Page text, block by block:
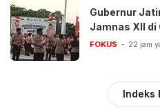
Gubernur
Jamnas XII di
FOKUS 22 jam
Indeks